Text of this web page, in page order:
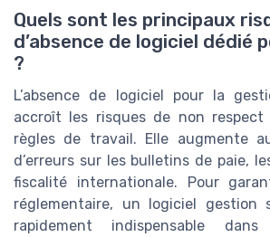
Quels sont les principaux
d’absence de logiciel dédié
?
L’absence de logiciel pour la
accroît les risques de non
règles de travail. Elle augmente
d’erreurs sur les bulletins de paie,
fiscalité internationale. Pour
réglementaire, un logiciel gestion
rapidement indispensable